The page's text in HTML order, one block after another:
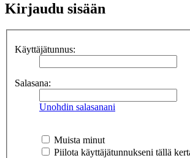
Kirjaudu sisään
Käyttäjätunnus:
Salasana:
Unohdin salasanani
Muista minut
Piilota käyttäjätunnukseni tällä